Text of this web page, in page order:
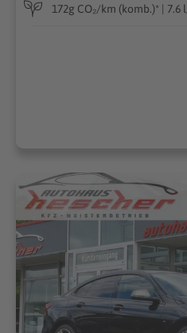
172g CO₂/km (komb.)* | 7.6